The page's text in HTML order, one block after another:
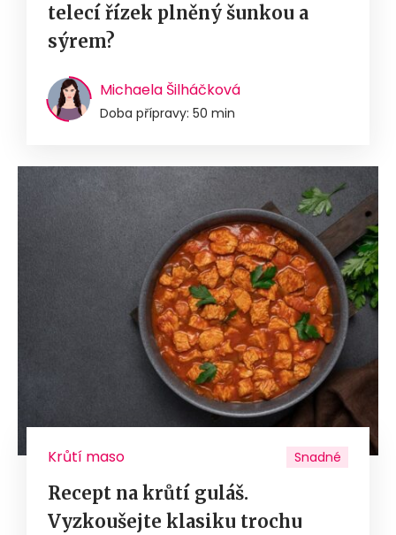
telecí řízek plněný šunkou a
sýrem?
Michaela Šilháčková
Doba přípravy: 50 min
Krůtí maso Snadné
Recept na krůtí guláš.
Vyzkoušejte klasiku trochu